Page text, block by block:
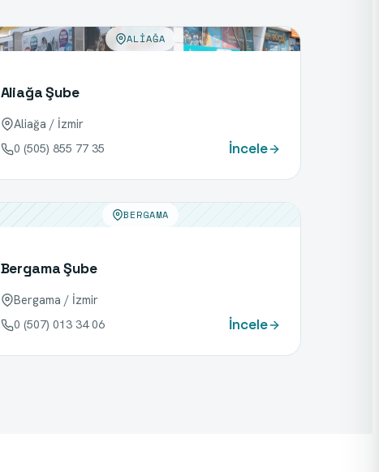
ALIAĞA
Aliağa Şube
Aliağa / İzmir
0 (505) 855 77 35 İncele
BERGAMA
Bergama Şube
Bergama / İzmir
0 (507) 013 34 06 İncele